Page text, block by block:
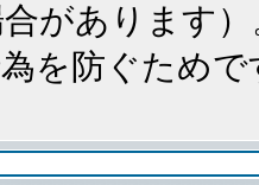
があります
を防ぐためで